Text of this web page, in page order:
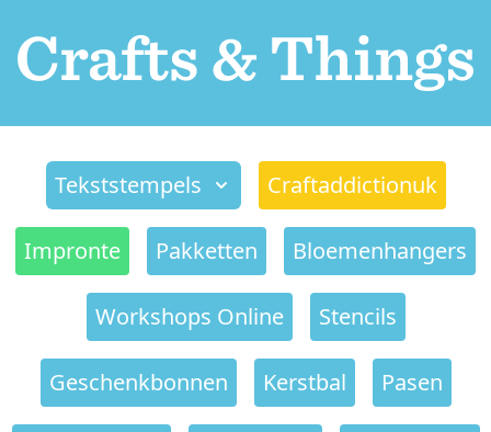
Tekststempels Craftaddictionuk
Impronte Pakketten Bloemenhangers
Workshops Online Stencils
Geschenkbonnen Kerstbal Pasen